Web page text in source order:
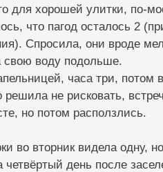
для хорошей улитки, по-
что пагод осталось 2
Спросила, они вроде
свою воду подольше.
часа три,
решила не рисковать,
но потом расползлись.
во вторник видела одну,
четвёртый день после